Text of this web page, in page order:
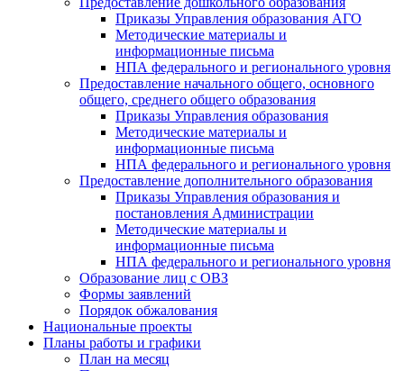
Приказы Управления образования АГО
Методические материалы и
информационные письма
НПА федерального и регионального уровня
Предоставление начального общего, основного
общего, среднего общего образования
Приказы Управления образования
Методические материалы и
информационные письма
НПА федерального и регионального уровня
Предоставление дополнительного образования
Приказы Управления образования и
постановления Администрации
Методические материалы и
информационные письма
НПА федерального и регионального уровня
Образование лиц с ОВЗ
Формы заявлений
Порядок обжалования
Национальные проекты
Планы работы и графики
План на месяц